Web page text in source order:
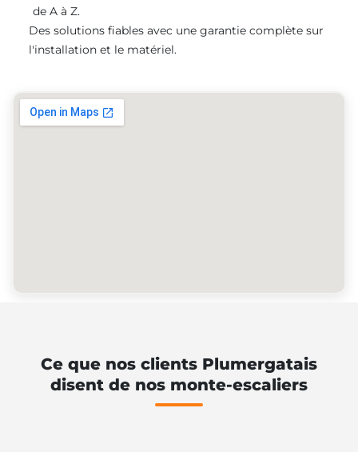
de A à Z.
Des solutions fiables avec une garantie complète sur
l'installation et le matériel.
Ce que nos clients Plumergatais
disent de nos monte-escaliers